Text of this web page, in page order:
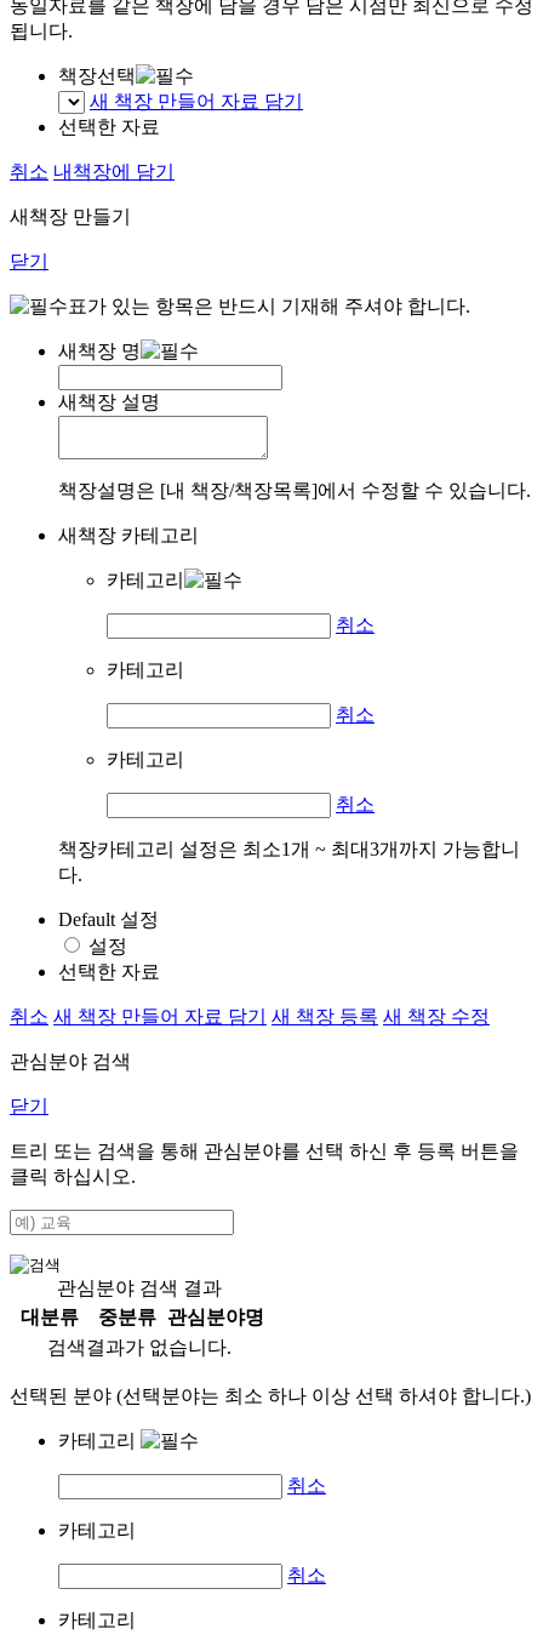
동일자료를 같은 책장에 담을 경우 담은 시점만 최신으로 수정
됩니다.
책장선택
새 책장 만들어 자료 담기
선택한 자료
취소 내책장에 담기
새책장 만들기
닫기
표가 있는 항목은 반드시 기재해 주셔야 합니다.
새책장 명
새책장 설명
책장설명은 [내 책장/책장목록]에서 수정할 수 있습니다.
새책장 카테고리
카테고리
취소
카테고리
취소
카테고리
취소
책장카테고리 설정은 최소1개 ~ 최대3개까지 가능합니
다.
Default 설정
설정
선택한 자료
취소 새 책장 만들어 자료 담기 새 책장 등록 새 책장 수정
관심분야 검색
닫기
트리 또는 검색을 통해 관심분야를 선택 하신 후 등록 버튼을
클릭 하십시오.
관심분야 검색 결과
대분류
중분류
관심분야명
검색결과가 없습니다.
선택된 분야 (선택분야는 최소 하나 이상 선택 하셔야 합니다.)
카테고리
취소
카테고리
취소
카테고리